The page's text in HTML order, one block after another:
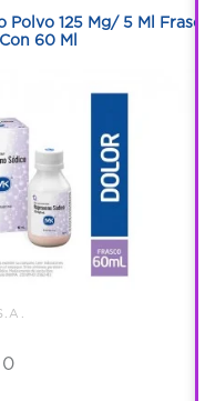
125 Mg/ 5 Ml Frasco
Con 60 Ml
0